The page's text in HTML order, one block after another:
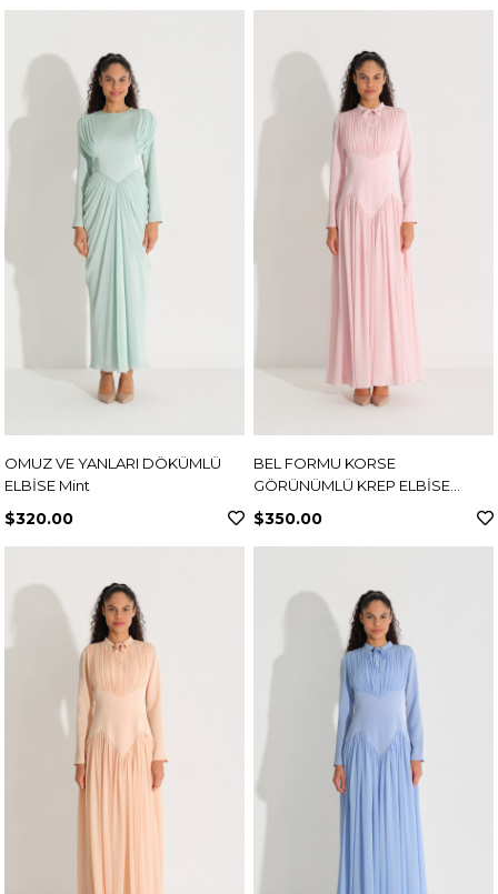
OMUZ VE YANLARI DÖKÜMLÜ
ELBİSE Mint
$320.00
BEL FORMU KORSE
GÖRÜNÜMLÜ KREP ELBİSE
Pembe
$350.00